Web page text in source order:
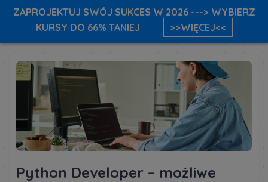
Python Developer – możliwe
ZAPROJEKTUJ SWÓJ SUKCES W 2026 ---> WYBIERZ
KURSY DO 66% TANIEJ
>>WIĘCEJ<<